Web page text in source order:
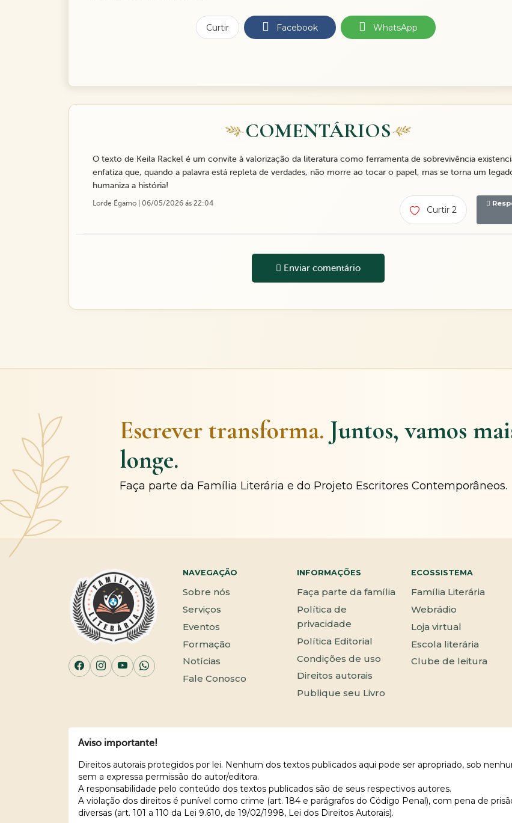
Curtir Facebook WhatsApp
COMENTÁRIOS
O texto de Keila Rackel é um convite à valorização da literatura como ferramenta de sobrevivência
enfatiza que, quando a palavra está repleta de verdades, não morre ao tocar o papel, mas se torna um
humaniza a história!
Lorde Égamo | 06/05/2026 ás 22:04
Curtir 2
Enviar comentário
Escrever transforma. Juntos, vamos
longe.
Faça parte da Família Literária e do Projeto Escritores Contemporâneos.
NAVEGAÇÃO
Sobre nós
Serviços
Eventos
Formação
Notícias
Fale Conosco
INFORMAÇÕES
Faça parte da família
Política de
privacidade
Política Editorial
Condições de uso
Direitos autorais
Publique seu Livro
ECOSSISTEMA
Família Literária
Webrádio
Loja virtual
Escola literária
Clube de leitura
Aviso importante!
Direitos autorais protegidos por lei. Nenhum dos textos publicados aqui pode ser apropriado, sob
sem a expressa permissão do autor/editora.
A responsabilidade pelo conteúdo dos textos publicados são de seus respectivos autores.
A violação dos direitos é punível como crime (art. 184 e parágrafos do Código Penal), com pena de
diversas (art. 101 a 110 da Lei 9.610, de 19/02/1998, Lei dos Direitos Autorais).